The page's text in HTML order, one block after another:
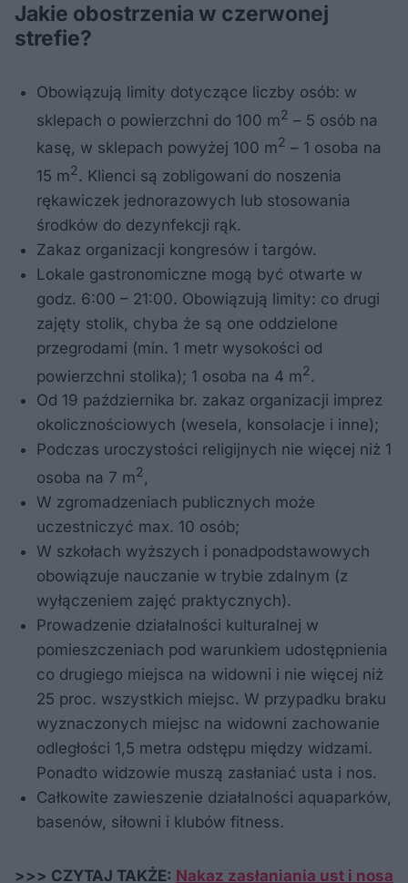
Jakie obostrzenia w czerwonej
strefie?
Obowiązują limity dotyczące liczby osób: w
sklepach o powierzchni do 100 m2 – 5 osób na
kasę, w sklepach powyżej 100 m2 – 1 osoba na
15 m2. Klienci są zobligowani do noszenia
rękawiczek jednorazowych lub stosowania
środków do dezynfekcji rąk.
Zakaz organizacji kongresów i targów.
Lokale gastronomiczne mogą być otwarte w
godz. 6:00 – 21:00. Obowiązują limity: co drugi
zajęty stolik, chyba że są one oddzielone
przegrodami (min. 1 metr wysokości od
powierzchni stolika); 1 osoba na 4 m2.
Od 19 października br. zakaz organizacji imprez
okolicznościowych (wesela, konsolacje i inne);
Podczas uroczystości religijnych nie więcej niż 1
osoba na 7 m2,
W zgromadzeniach publicznych może
uczestniczyć max. 10 osób;
W szkołach wyższych i ponadpodstawowych
obowiązuje nauczanie w trybie zdalnym (z
wyłączeniem zajęć praktycznych).
Prowadzenie działalności kulturalnej w
pomieszczeniach pod warunkiem udostępnienia
co drugiego miejsca na widowni i nie więcej niż
25 proc. wszystkich miejsc. W przypadku braku
wyznaczonych miejsc na widowni zachowanie
odległości 1,5 metra odstępu między widzami.
Ponadto widzowie muszą zasłaniać usta i nos.
Całkowite zawieszenie działalności aquaparków,
basenów, siłowni i klubów fitness.
>>> CZYTAJ TAKŻE: Nakaz zasłaniania ust i nosa